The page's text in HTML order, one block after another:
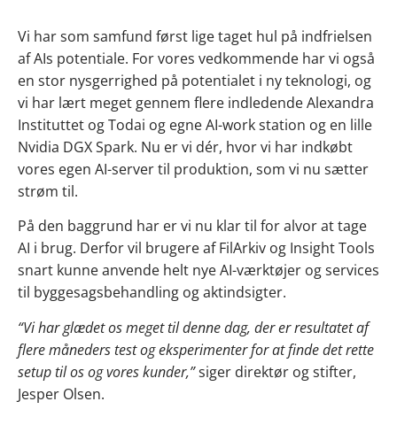
Vi har som samfund først lige taget hul på indfrielsen
af AIs potentiale. For vores vedkommende har vi også
en stor nysgerrighed på potentialet i ny teknologi, og
vi har lært meget gennem flere indledende Alexandra
Instituttet og Todai og egne AI-work station og en lille
Nvidia DGX Spark. Nu er vi dér, hvor vi har indkøbt
vores egen AI-server til produktion, som vi nu sætter
strøm til.
På den baggrund har er vi nu klar til for alvor at tage
AI i brug. Derfor vil brugere af FilArkiv og Insight Tools
snart kunne anvende helt nye AI-værktøjer og services
til byggesagsbehandling og aktindsigter.
“Vi har glædet os meget til denne dag, der er resultatet af
flere måneders test og eksperimenter for at finde det rette
setup til os og vores kunder,”siger direktør og stifter,
Jesper Olsen.